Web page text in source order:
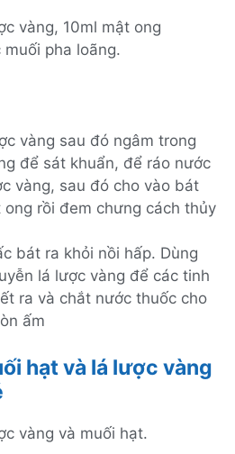
vàng, 10ml mật ong
pha loãng.
vàng sau đó ngâm trong
để sát khuẩn, để ráo nước
vàng, sau đó cho vào bát
ong rồi đem chưng cách thủy
bát ra khỏi nồi hấp. Dùng
lá lược vàng để các tinh
ra và chắt nước thuốc cho
ấm
hạt và lá lược vàng
vàng và muối hạt.